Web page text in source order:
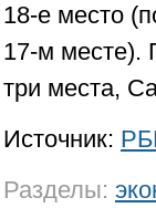
18-е место
17-м месте).
три места,
Источник:
Разделы: